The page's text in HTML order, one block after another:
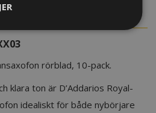
INFORMATION
rörblad, 10-pack.
klara ton är D’Addarios Royal-
idealiskt för både nybörjare